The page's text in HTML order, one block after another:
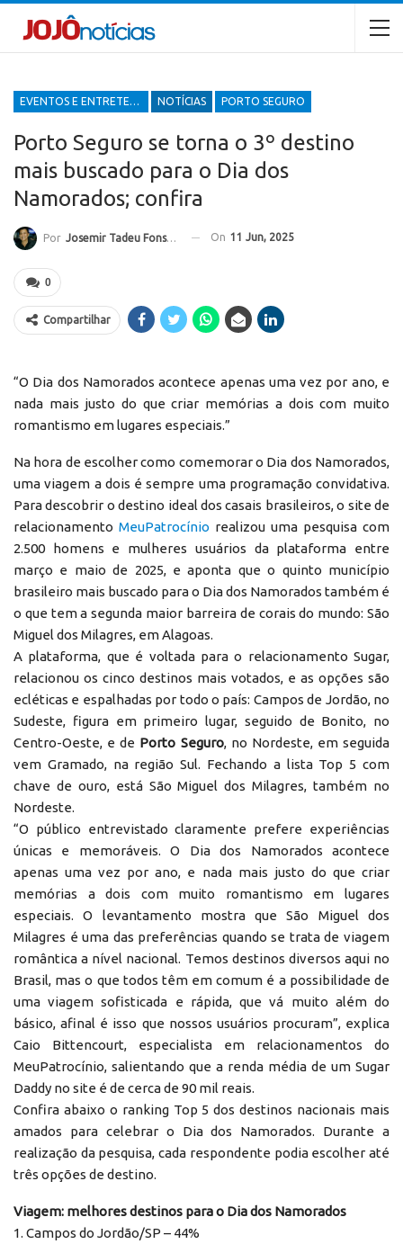
EVENTOS E ENTRETENIMENTOS NOTÍCIAS PORTO SEGURO
Porto Seguro se torna o 3º destino
mais buscado para o Dia dos
Namorados; confira
Por Josemir Tadeu Fonseca On 11 Jun, 2025
0
Compartilhar
“O Dia dos Namorados acontece apenas uma vez por ano, e
nada mais justo do que criar memórias a dois com muito
romantismo em lugares especiais.”
Na hora de escolher como comemorar o Dia dos Namorados,
uma viagem a dois é sempre uma programação convidativa.
Para descobrir o destino ideal dos casais brasileiros, o site de
relacionamento MeuPatrocínio realizou uma pesquisa com
2.500 homens e mulheres usuários da plataforma entre
março e maio de 2025, e aponta que o quinto município
brasileiro mais buscado para o Dia dos Namorados também é
o que tem a segunda maior barreira de corais do mundo: São
Miguel dos Milagres, em Alagoas.
A plataforma, que é voltada para o relacionamento Sugar,
relacionou os cinco destinos mais votados, e as opções são
ecléticas e espalhadas por todo o país: Campos de Jordão, no
Sudeste, figura em primeiro lugar, seguido de Bonito, no
Centro-Oeste, e de Porto Seguro, no Nordeste, em seguida
vem Gramado, na região Sul. Fechando a lista Top 5 com
chave de ouro, está São Miguel dos Milagres, também no
Nordeste.
“O público entrevistado claramente prefere experiências
únicas e memoráveis. O Dia dos Namorados acontece
apenas uma vez por ano, e nada mais justo do que criar
memórias a dois com muito romantismo em lugares
especiais. O levantamento mostra que São Miguel dos
Milagres é uma das preferências quando se trata de viagem
romântica a nível nacional. Temos destinos diversos aqui no
Brasil, mas o que todos têm em comum é a possibilidade de
uma viagem sofisticada e rápida, que vá muito além do
básico, afinal é isso que nossos usuários procuram”, explica
Caio Bittencourt, especialista em relacionamentos do
MeuPatrocínio, salientando que a renda média de um Sugar
Daddy no site é de cerca de 90 mil reais.
Confira abaixo o ranking Top 5 dos destinos nacionais mais
amados para celebrar o Dia dos Namorados. Durante a
realização da pesquisa, cada respondente podia escolher até
três opções de destino.
Viagem: melhores destinos para o Dia dos Namorados
1. Campos do Jordão/SP – 44%